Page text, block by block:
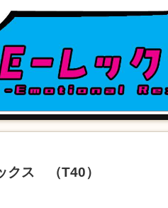
クス （T40）